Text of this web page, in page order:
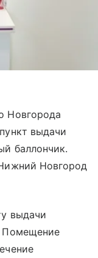
Новгорода
выдачи
баллончик.
Новгород
выдачи
Помещение